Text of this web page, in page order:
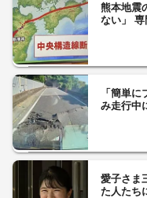
熊本地震
ない」
「簡単
み走行中
愛子さま
た人たち